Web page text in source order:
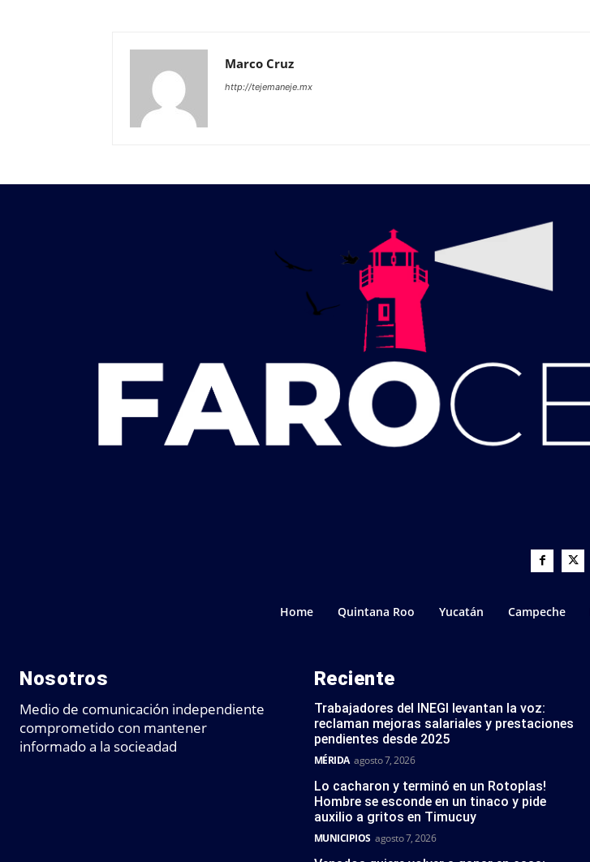
Marco Cruz
http://tejemaneje.mx
Home Quintana Roo Yucatán Campeche
Nosotros
Medio de comunicación independiente
comprometido con mantener
informado a la socieadad
Reciente
Trabajadores del INEGI levantan la voz:
reclaman mejoras salariales y prestaciones
pendientes desde 2025
MÉRIDA agosto 7, 2026
Lo cacharon y terminó en un Rotoplas!
Hombre se esconde en un tinaco y pide
auxilio a gritos en Timucuy
MUNICIPIOS agosto 7, 2026